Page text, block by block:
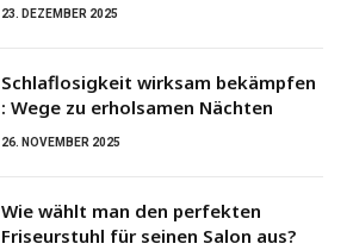
23. DEZEMBER 2025
Schlaflosigkeit wirksam bekämpfen
: Wege zu erholsamen Nächten
26. NOVEMBER 2025
Wie wählt man den perfekten
Friseurstuhl für seinen Salon aus?